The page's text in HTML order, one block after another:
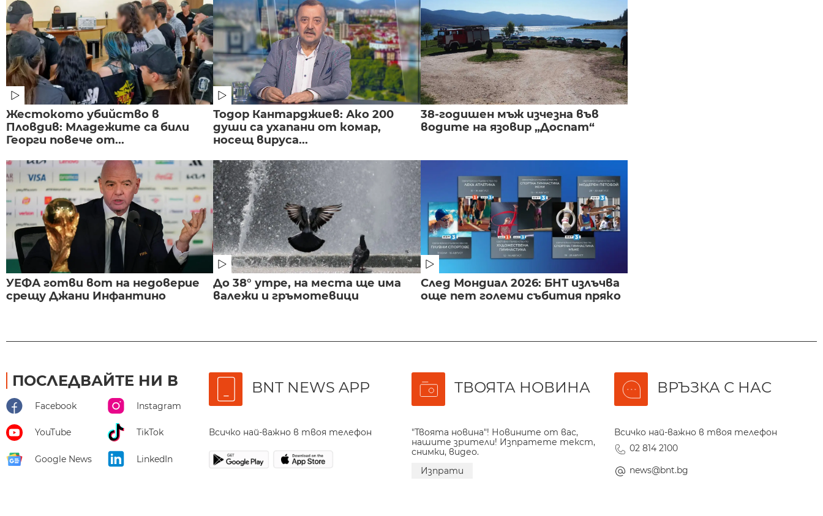
Жестокото убийство в
Пловдив: Младежите са били
Георги повече от...
Тодор Кантарджиев: Ако 200
души са ухапани от комар,
носещ вируса...
38-годишен мъж изчезна във
водите на язовир „Доспат“
УЕФА готви вот на недоверие
срещу Джани Инфантино
До 38° утре, на места ще има
валежи и гръмотевици
След Мондиал 2026: БНТ излъчва
още пет големи събития пряко
ПОСЛЕДВАЙТЕ НИ В
Facebook Instagram
YouTube TikTok
Google News LinkedIn
BNT NEWS APP
Всичко най-важно в твоя телефон
ТВОЯТА НОВИНА
"Твоята новина"! Новините от вас,
нашите зрители! Изпратете текст,
снимки, видео.
Изпрати
ВРЪЗКА С НАС
Всичко най-важно в твоя телефон
02 814 2100
news@bnt.bg